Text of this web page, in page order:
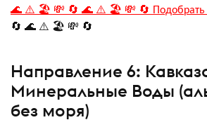
🌊 ⚠️ 🏖️ 💸 🔄 🌊 ⚠️ 🏖️ 💸 🔄 Подобрать
🔄 🌊 ⚠️ 🏖️ 💸 🔄
Направление 6:
Минеральные Воды
без моря)